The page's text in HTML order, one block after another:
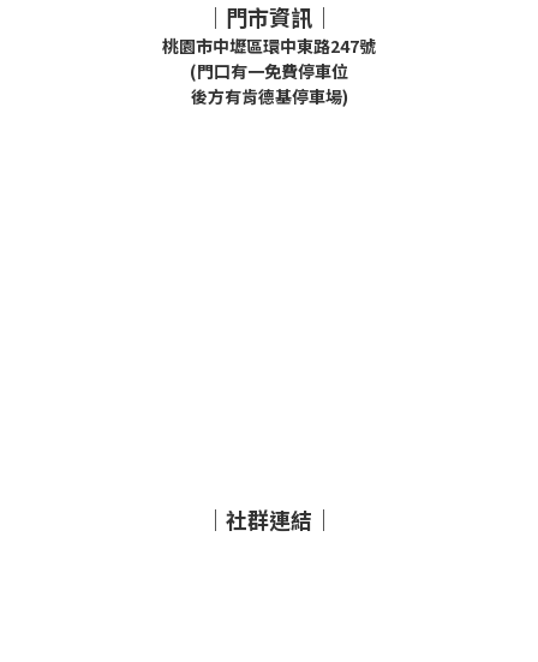
｜門市資訊｜
桃園市中壢區環中東路247號
(門口有一免費停車位
後方有肯德基停車場)
｜社群連結｜